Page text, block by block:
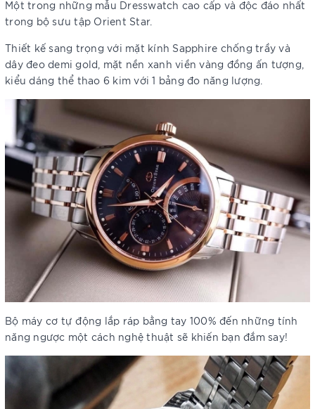
Một trong những mẫu Dresswatch cao cấp và độc đáo nhất
trong bộ sưu tập Orient Star.
Thiết kế sang trọng với mặt kính Sapphire chống trầy và
dây đeo demi gold, mặt nền xanh viền vàng đồng ấn tượng,
kiểu dáng thể thao 6 kim với 1 bảng đo năng lượng.
Bộ máy cơ tự động lắp ráp bằng tay 100% đến những tính
năng ngược một cách nghệ thuật sẽ khiến bạn đắm say!